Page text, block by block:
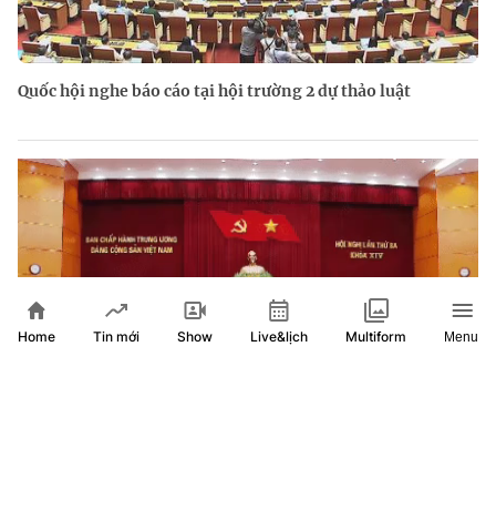
Quốc hội nghe báo cáo tại hội trường 2 dự thảo luật
Home Tin mới Show Live&lịch Multiform Menu